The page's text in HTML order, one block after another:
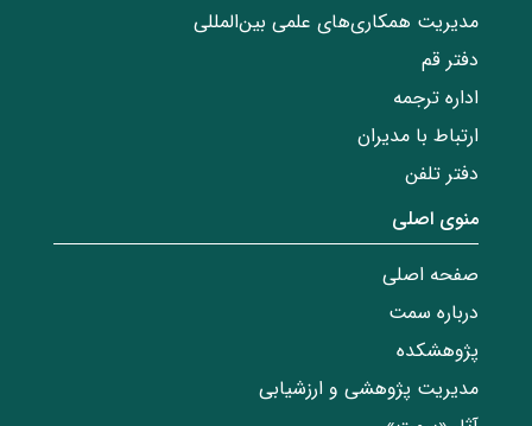
مدیریت همکاری‌های علمی بین‌المللی
دفتر قم
اداره ترجمه
ارتباط با مدیران
دفتر تلفن
منوی اصلی
صفحه اصلی
درباره سمت
پژوهشکده
مدیریت پژوهشی و ارزشیابی